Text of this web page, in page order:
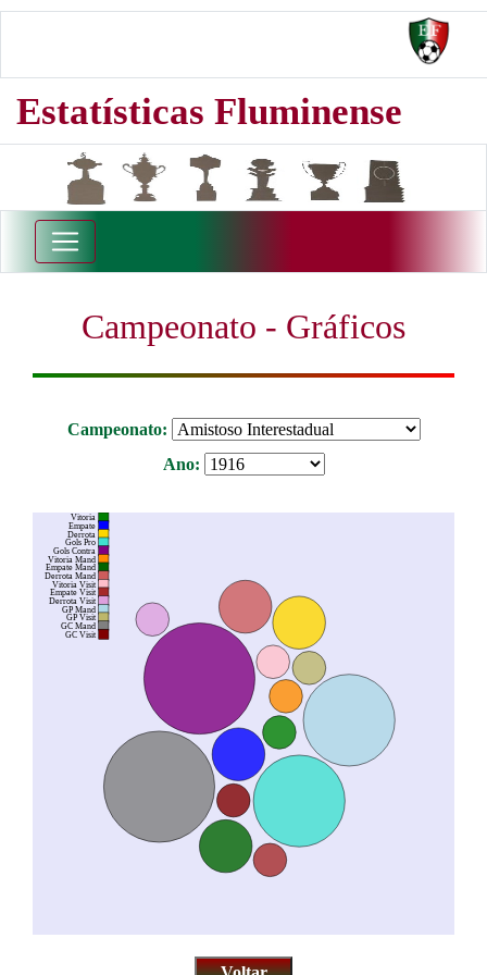
Estatísticas Fluminense
Campeonato - Gráficos
Campeonato:
Ano:
Vitoria
Empate
Derrota
Gols Pro
Gols Contra
Vitoria Mand
Empate Mand
Derrota Mand
Vitoria Visit
Empate Visit
Derrota Visit
GP Mand
GP Visit
GC Mand
GC Visit